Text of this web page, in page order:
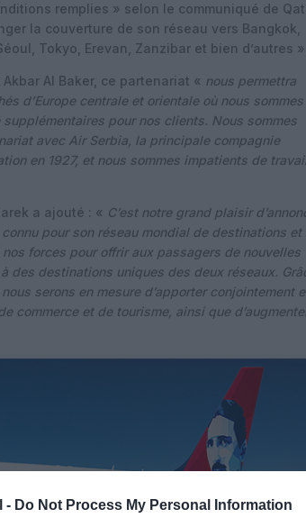
- Do Not Process My Personal Information
remplies » selon le communiqué de
la couverture de son réseau vers Bangkok,
Tokyo, Erevan, Zanzibar et bien d’autres ».
Al Baker, ce partenariat « nous permettra
d’Europe centrale et orientale où nous sommes
pour nos clients. Nous sommes
avec Air Serbia, la principale compagnie
en 1927, et nous sommes impatients de
a ajouté : « C’est notre grand plaisir
pour son réseau mondial de destinations et
forces pour offrir aux passagers de nouvelles
des destinations uniques des deux réseaux.
serons en mesure d’apporter conjointement
commerce et de tourisme, ainsi que